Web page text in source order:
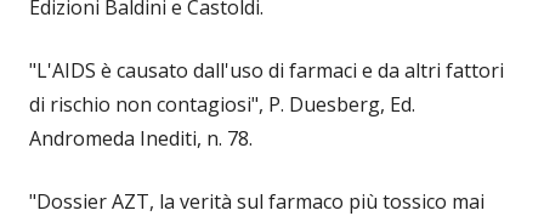
Edizioni Baldini e Castoldi.
"L'AIDS è causato dall'uso di farmaci e da altri fattori
di rischio non contagiosi", P. Duesberg, Ed.
Andromeda Inediti, n. 78.
"Dossier AZT, la verità sul farmaco più tossico mai